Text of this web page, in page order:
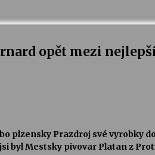
opět mezi
plzensky Prazdroj své vyrobky
byl Mestsky pivovar Platan z